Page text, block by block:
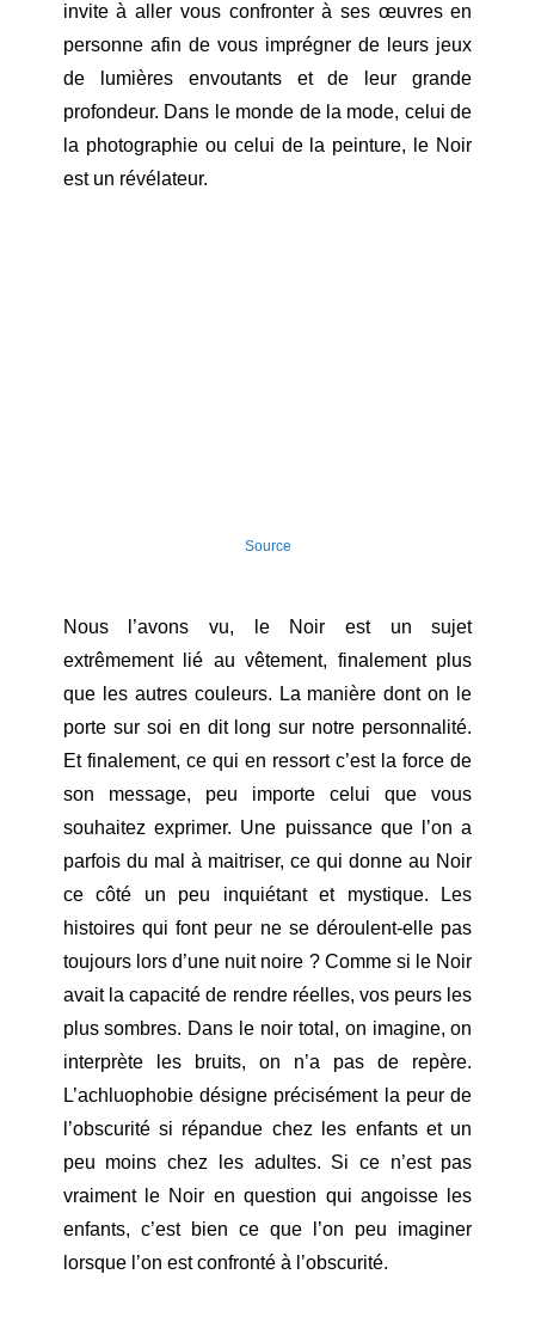
invite à aller vous confronter à ses œuvres en
personne afin de vous imprégner de leurs jeux
de lumières envoutants et de leur grande
profondeur. Dans le monde de la mode, celui de
la photographie ou celui de la peinture, le Noir
est un révélateur.
Source
Nous l’avons vu, le Noir est un sujet
extrêmement lié au vêtement, finalement plus
que les autres couleurs. La manière dont on le
porte sur soi en dit long sur notre personnalité.
Et finalement, ce qui en ressort c’est la force de
son message, peu importe celui que vous
souhaitez exprimer. Une puissance que l’on a
parfois du mal à maitriser, ce qui donne au Noir
ce côté un peu inquiétant et mystique. Les
histoires qui font peur ne se déroulent-elle pas
toujours lors d’une nuit noire ? Comme si le Noir
avait la capacité de rendre réelles, vos peurs les
plus sombres. Dans le noir total, on imagine, on
interprète les bruits, on n’a pas de repère.
L’achluophobie désigne précisément la peur de
l’obscurité si répandue chez les enfants et un
peu moins chez les adultes. Si ce n’est pas
vraiment le Noir en question qui angoisse les
enfants, c’est bien ce que l’on peu imaginer
lorsque l’on est confronté à l’obscurité.